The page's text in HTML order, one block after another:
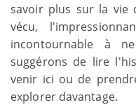
savoir plus sur la vie
vécu,
incontournable à
suggérons de lire
venir ici ou de
explorer davantage.